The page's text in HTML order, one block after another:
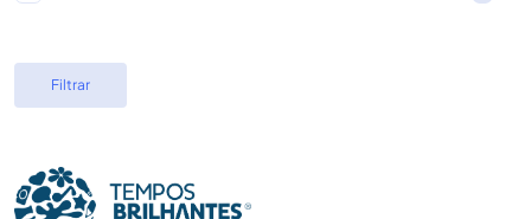
Filtrar